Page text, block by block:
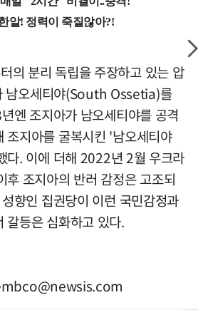
의 분리 독립을 주장하고 있는 압
남오세티야(South Ossetia)를
엔 조지아가 남오세티야를 공격
조지아를 굴복시킨 '남오세티야
다. 이에 더해 2022년 2월 우크라
후 조지아의 반러 감정은 고조되
향인 집권당이 이런 국민감정과
갈등은 심화하고 있다.